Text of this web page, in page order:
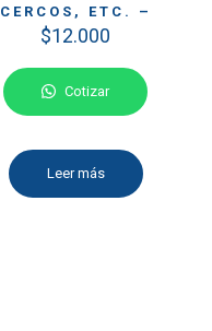
CERCOS, ETC. –
$12.000
Cotizar
Leer más